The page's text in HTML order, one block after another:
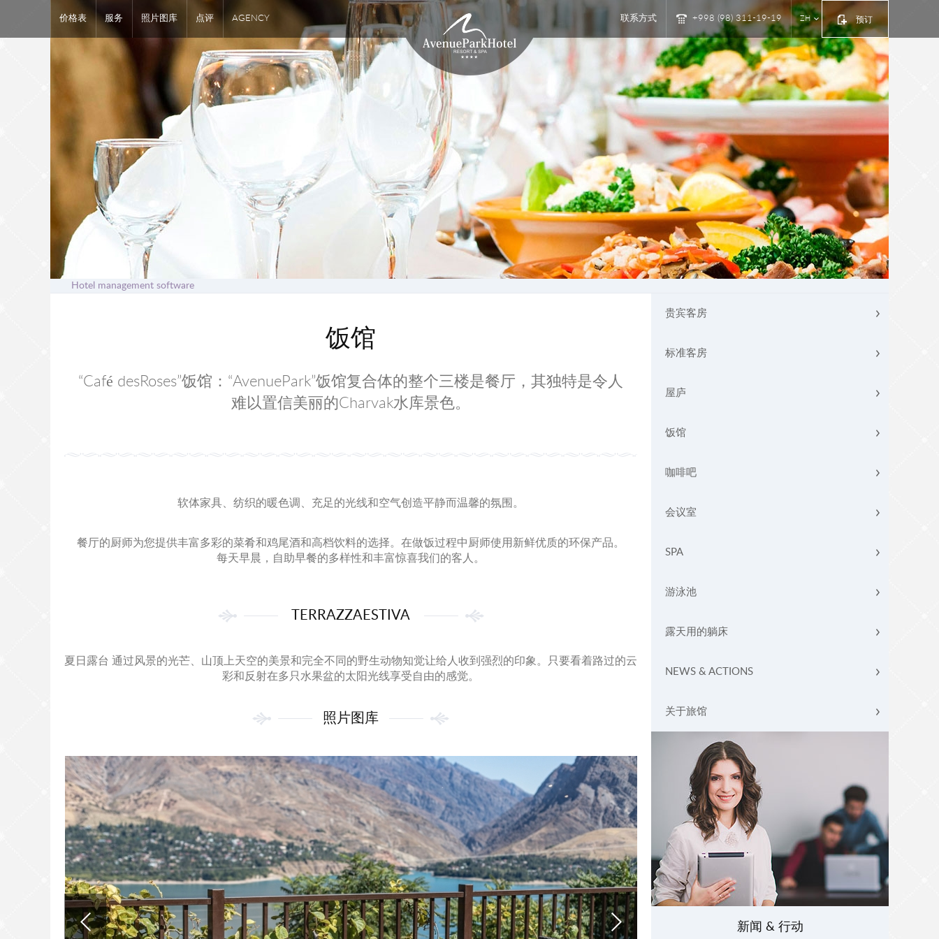
价格表 服务 照片图库 点评 AGENCY 联系方式 +998 (98) 311-19-19 ZH 预订
Hotel management software
贵宾客房
标准客房
屋庐
饭馆
咖啡吧
会议室
SPA
游泳池
露天用的躺床
NEWS & ACTIONS
关于旅馆
新闻 & 行动
饭馆
“Café desRoses”饭馆：“AvenuePark”饭馆复合体的整个三楼是餐厅，其独特是令人
难以置信美丽的Charvak水库景色。
软体家具、纺织的暖色调、充足的光线和空气创造平静而温馨的氛围。
餐厅的厨师为您提供丰富多彩的菜肴和鸡尾酒和高档饮料的选择。在做饭过程中厨师使用新鲜优质的环保产品。
每天早晨，自助早餐的多样性和丰富惊喜我们的客人。
TERRAZZAESTIVA
夏日露台 通过风景的光芒、山顶上天空的美景和完全不同的野生动物知觉让给人收到强烈的印象。只要看着路过的云
彩和反射在多只水果盆的太阳光线享受自由的感觉。
照片图库